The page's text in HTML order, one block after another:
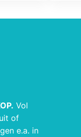
en
Vol
of
e.a. in